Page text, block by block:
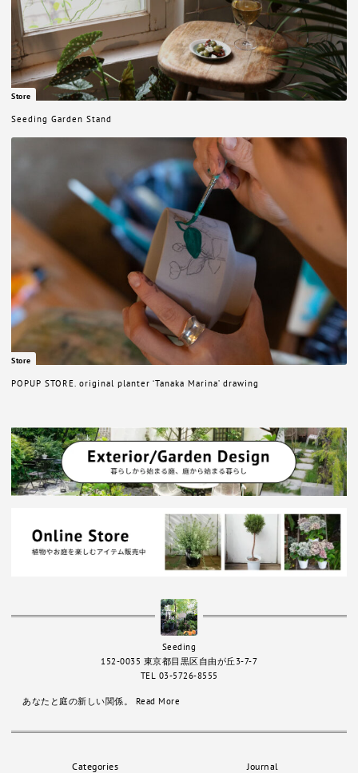
Store
Seeding Garden Stand
Store
POPUP STORE. original planter ‘Tanaka Marina’ drawing
あなたと庭の新しい関係。 Read More
Seeding
152-0035 東京都目黒区自由が丘3-7-7
TEL 03-5726-8555
Categories Journal